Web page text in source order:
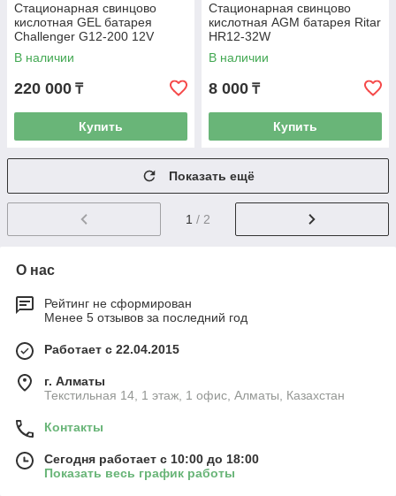
Стационарная свинцово
кислотная GEL батарея
Challenger G12-200 12V
200Ah
В наличии
220 000 ₸
Купить
Стационарная свинцово
кислотная AGM батарея Ritar
HR12-32W
В наличии
8 000 ₸
Купить
Показать ещё
1 / 2
О нас
Рейтинг не сформирован
Менее 5 отзывов за последний год
Работает с 22.04.2015
г. Алматы
Текстильная 14, 1 этаж, 1 офис, Алматы, Казахстан
Контакты
Сегодня работает с 10:00 до 18:00
Показать весь график работы